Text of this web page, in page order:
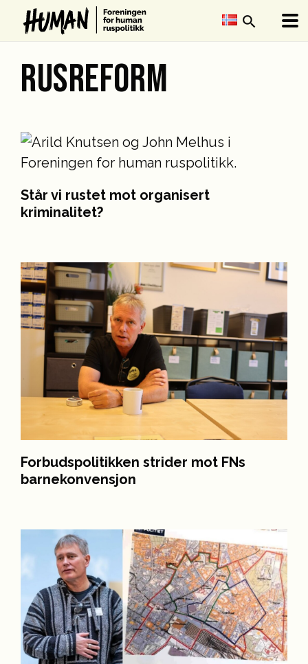
search
RUSREFORM
Står vi rustet mot organisert
kriminalitet?
Forbudspolitikken strider mot FNs
barnekonvensjon